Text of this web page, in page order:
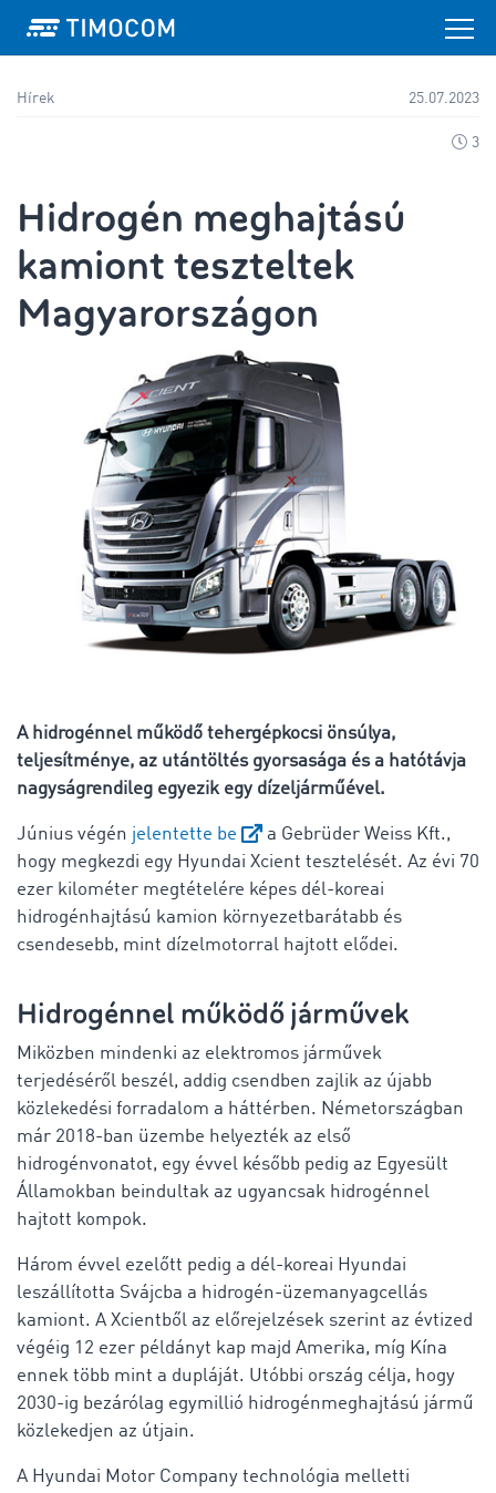
Hírek 25.07.2023
3
Hidrogén meghajtású
kamiont teszteltek
Magyarországon
A hidrogénnel működő tehergépkocsi önsúlya,
teljesítménye, az utántöltés gyorsasága és a hatótávja
nagyságrendileg egyezik egy dízeljárműével.
Június végén jelentette be
a Gebrüder Weiss Kft.,
hogy megkezdi egy Hyundai Xcient tesztelését. Az évi 70
ezer kilométer megtételére képes dél-koreai
hidrogénhajtású kamion környezetbarátabb és
csendesebb, mint dízelmotorral hajtott elődei.
Hidrogénnel működő járművek
Miközben mindenki az elektromos járművek
terjedéséről beszél, addig csendben zajlik az újabb
közlekedési forradalom a háttérben. Németországban
már 2018-ban üzembe helyezték az első
hidrogénvonatot, egy évvel később pedig az Egyesült
Államokban beindultak az ugyancsak hidrogénnel
hajtott kompok.
Három évvel ezelőtt pedig a dél-koreai Hyundai
leszállította Svájcba a hidrogén-üzemanyagcellás
kamiont. A Xcientből az előrejelzések szerint az évtized
végéig 12 ezer példányt kap majd Amerika, míg Kína
ennek több mint a dupláját. Utóbbi ország célja, hogy
2030-ig bezárólag egymillió hidrogénmeghajtású jármű
közlekedjen az útjain.
A Hyundai Motor Company technológia melletti